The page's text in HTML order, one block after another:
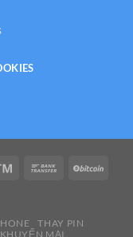
THAY PIN
KHUYẾN MẠI